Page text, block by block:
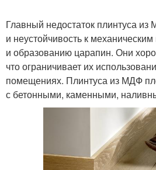
Главный недостаток плинтуса
и неустойчивость к
и образованию царапин. Они
что ограничивает их
помещениях. Плинтуса из МДФ
с бетонными, каменными,